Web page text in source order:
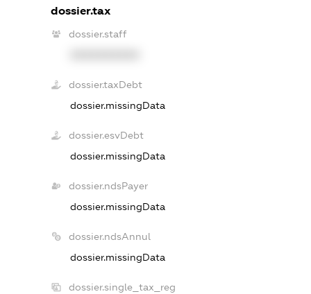
dossier.tax
dossier.staff
dossier.taxDebt
dossier.missingData
dossier.esvDebt
dossier.missingData
dossier.ndsPayer
dossier.missingData
dossier.ndsAnnul
dossier.missingData
dossier.single_tax_reg